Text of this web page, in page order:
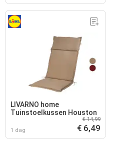
LIVARNO home
Tuinstoelkussen Houston
1 dag
€ 14,99
€ 6,49